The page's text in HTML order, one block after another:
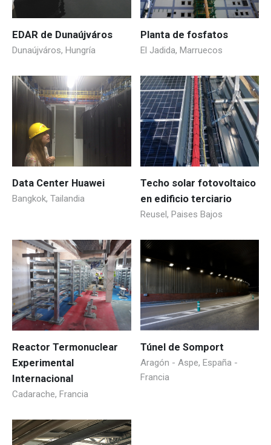
EDAR de Dunaújváros
Dunaújváros, Hungría
Planta de fosfatos
El Jadida, Marruecos
Data Center Huawei
Bangkok, Tailandia
Techo solar fotovoltaico
en edificio terciario
Reusel, Paises Bajos
Reactor Termonuclear
Experimental
Internacional
Cadarache, Francia
Túnel de Somport
Aragón - Aspe, España -
Francia